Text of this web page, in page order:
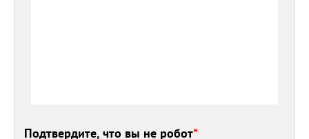
Подтвердите, что вы не робот*